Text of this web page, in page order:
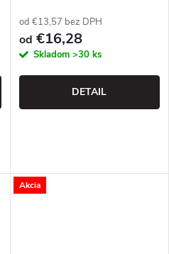
od €13,57 bez DPH
od €16,28
Skladom >30 ks
DETAIL
Akcia